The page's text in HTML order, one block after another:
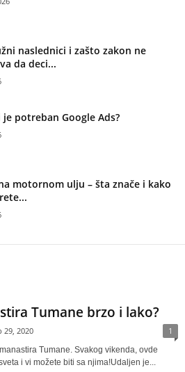
naslednici i zašto zakon ne
da deci...
potreban Google Ads?
motornom ulju – šta znače i kako
Tumane brzo i lako?
29, 2020 1
Tumane. Svakog vikenda, ovde
i vi možete biti sa njima!Udaljen je...